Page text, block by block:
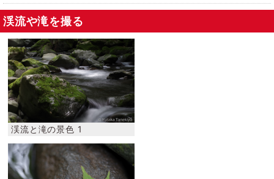
渓流や滝を撮る